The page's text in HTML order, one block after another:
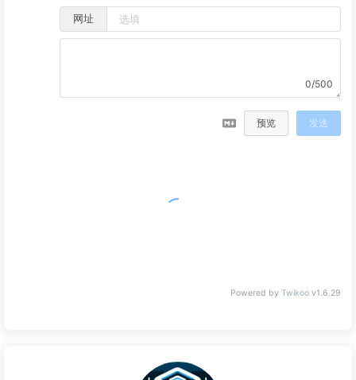
网址
0/500
预览 发送
Powered by Twikoo v1.6.29